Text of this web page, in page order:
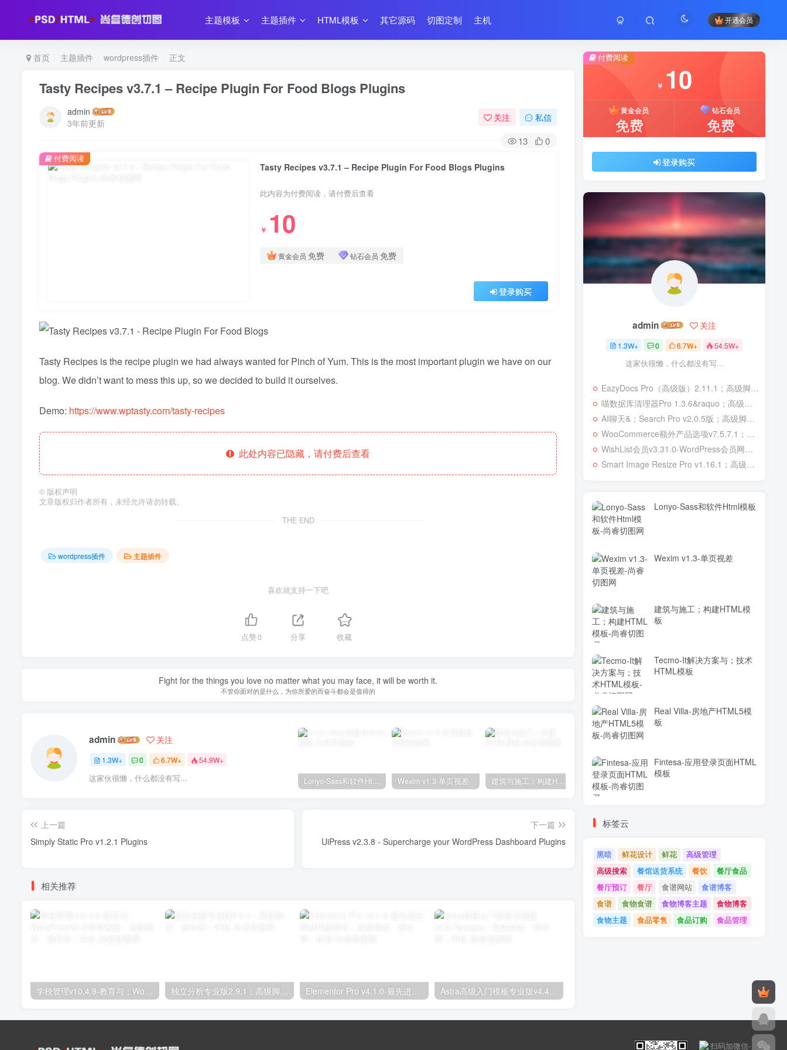
主题模板 主题插件 HTML模板 其它源码 切图定制 主机 开通会员
首页 主题插件 wordpress插件 正文
Tasty Recipes v3.7.1 – Recipe Plugin For Food Blogs Plugins
admin
3年前更新
关注 私信
13 0
Tasty Recipes v3.7.1 – Recipe Plugin For Food Blogs Plugins
此内容为付费阅读，请付费后查看
￥ 10
黄金会员 免费 钻石会员 免费
登录购买
付费阅读
Tasty Recipes is the recipe plugin we had always wanted for Pinch of Yum. This is the most important plugin we have on our
blog. We didn’t want to mess this up, so we decided to build it ourselves.
Demo: https://www.wptasty.com/tasty-recipes
此处内容已隐藏，请付费后查看
© 版权声明
文章版权归作者所有，未经允许请勿转载。
THE END
wordpress插件 主题插件
喜欢就支持一下吧
点赞0 分享 收藏
Fight for the things you love no matter what you may face, it will be worth it.
不管你面对的是什么，为你所爱的而奋斗都会是值得的
admin 关注
1.3W+ 0 6.7W+ 54.9W+
这家伙很懒，什么都没有写... Lonyo-Sass和软件Html模板 Wexim v1.3-单页视差 建筑与施工；构建HTML模板 Tecmo-It解决方案与；技术HTML模板
上一篇
Simply Static Pro v1.2.1 Plugins
下一篇
UiPress v2.3.8 - Supercharge your WordPress Dashboard Plugins
相关推荐
学校管理v10.4.9-教育与；WordPress学习管理系统；高级脚本、插件和；手机 独立分析专业版2.9.1；高级脚本、插件和；手机
付费阅读
￥ 10
黄金会员
免费
钻石会员
免费
登录购买
admin 关注
1.3W+ 0 6.7W+ 54.5W+
这家伙很懒，什么都没有写...
EazyDocs Pro（高级版）2.11.1；高级脚本、插件和；移动
喵数据库清理器Pro 1.3.6&raquo；高级脚本、插件和；移动
AI聊天&；Search Pro v2.0.5版；高级脚本、插件和；移动
WooCommerce额外产品选项v7.5.7.1；高级脚本、插件和；移动
WishList会员v3.31.0-WordPress会员网站；高级脚本、插件和；移动
Smart Image Resize Pro v1.16.1；高级脚本、插件和；移动
Lonyo-Sass和软件Html模板
Wexim v1.3-单页视差
建筑与施工；构建HTML模
板
Tecmo-It解决方案与；技术
HTML模板
Real Villa-房地产HTML5模
板
Fintesa-应用登录页面HTML
模板
标签云
黑暗 鲜花设计 鲜花
高级管理
高级搜索
餐馆送货系统 餐饮
餐厅食品
餐厅预订
餐厅 食谱网站
食谱博客
食谱
食物食谱 食物博客主题
食物博客
食物主题
食品零售 食品订购 食品管理